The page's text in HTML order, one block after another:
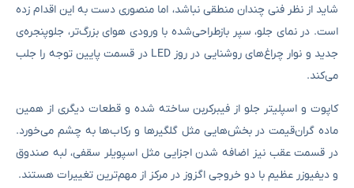
شاید از نظر فنی چندان منطقی نباشد، اما منصوری دست به این اقدام زده
است. در نمای جلو، سپر بازطراحی‌شده با ورودی‌ هوای بزرگ‌تر، جلوپنجره‌ی
جدید و نوار چراغ‌های روشنایی در روز LED در قسمت پایین توجه را جلب
می‌کند.
کاپوت و اسپلیتر جلو از فیبرکربن ساخته شده‌ و قطعات دیگری از همین
ماده گران‌قیمت در بخش‌هایی مثل گلگیرها و رکاب‌ها به چشم می‌خورد.
در قسمت عقب نیز اضافه شدن اجزایی مثل اسپویلر سقفی، لبه صندوق
و دیفیوزر عظیم با دو خروجی اگزوز در مرکز از مهم‌ترین تغییرات هستند.